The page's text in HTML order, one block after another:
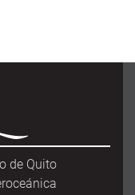
de Quito